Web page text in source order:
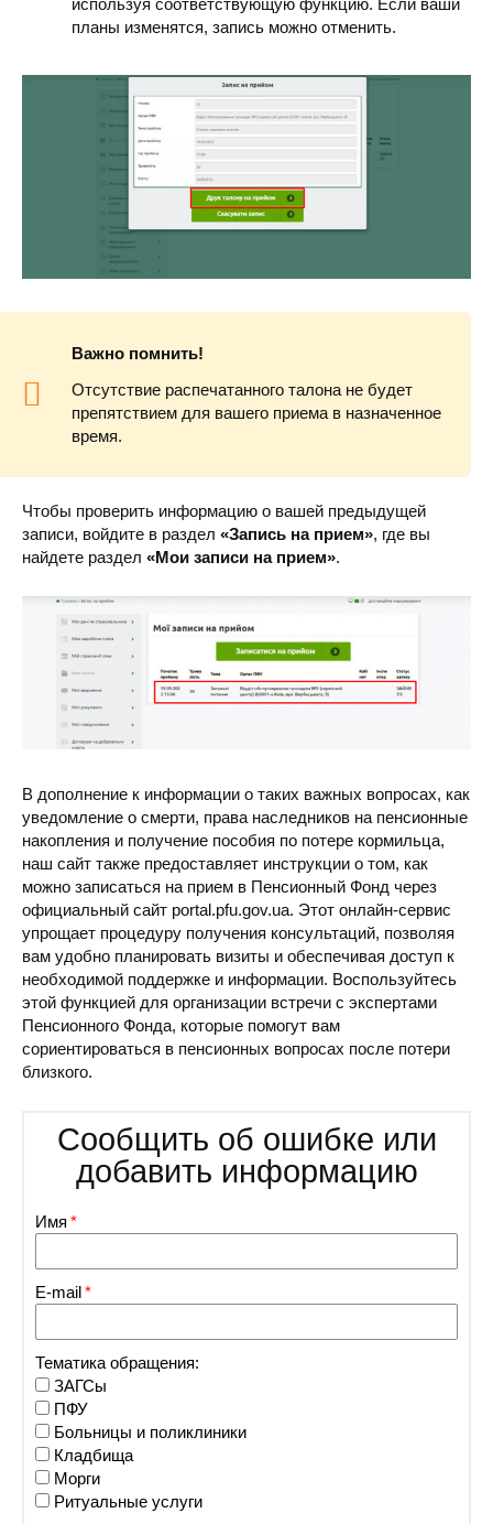
используя соответствующую функцию. Если ваши
планы изменятся, запись можно отменить.
Важно помнить!
Отсутствие распечатанного талона не будет
препятствием для вашего приема в назначенное
время.
Чтобы проверить информацию о вашей предыдущей
записи, войдите в раздел «Запись на прием», где вы
найдете раздел «Мои записи на прием».
В дополнение к информации о таких важных вопросах, как
уведомление о смерти, права наследников на пенсионные
накопления и получение пособия по потере кормильца,
наш сайт также предоставляет инструкции о том, как
можно записаться на прием в Пенсионный Фонд через
официальный сайт portal.pfu.gov.ua. Этот онлайн-сервис
упрощает процедуру получения консультаций, позволяя
вам удобно планировать визиты и обеспечивая доступ к
необходимой поддержке и информации. Воспользуйтесь
этой функцией для организации встречи с экспертами
Пенсионного Фонда, которые помогут вам
сориентироваться в пенсионных вопросах после потери
близкого.
Сообщить об ошибке или
добавить информацию
Имя
E-mail
Тематика обращения:
ЗАГСы
ПФУ
Больницы и поликлиники
Кладбища
Морги
Ритуальные услуги